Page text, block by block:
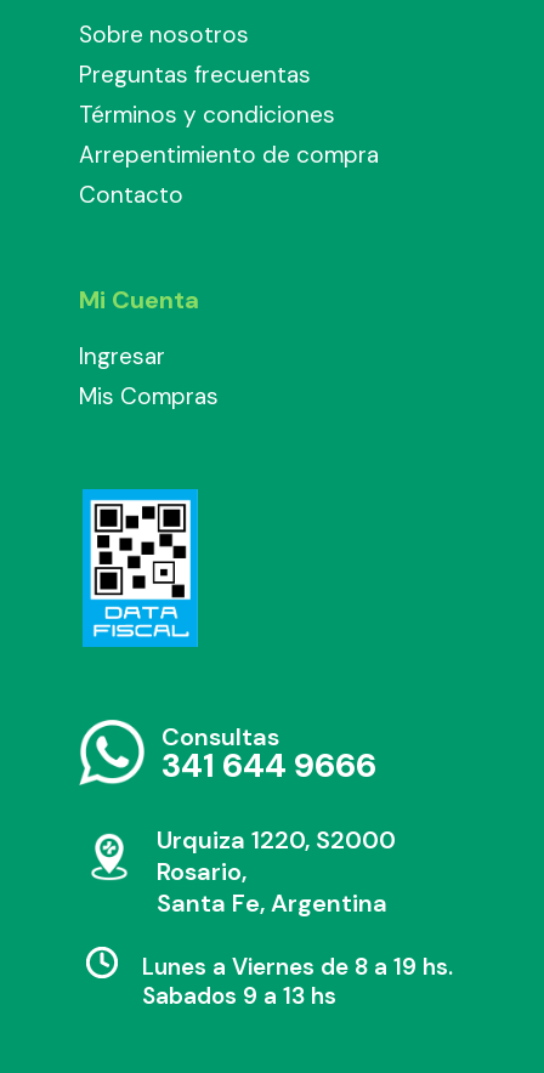
Sobre nosotros
Preguntas frecuentas
Términos y condiciones
Arrepentimiento de compra
Contacto
Mi Cuenta
Ingresar
Mis Compras
Consultas
341 644 9666
Urquiza 1220, S2000
Rosario,
Santa Fe, Argentina
Lunes a Viernes de 8 a 19 hs.
Sabados 9 a 13 hs